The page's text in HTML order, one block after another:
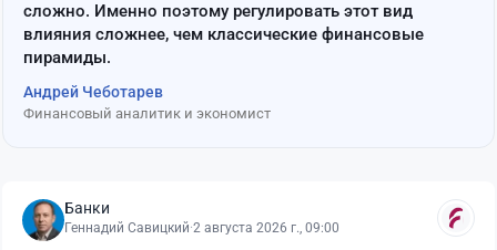
сложно. Именно поэтому регулировать этот вид
влияния сложнее, чем классические финансовые
пирамиды.
Андрей Чеботарев
Финансовый аналитик и экономист
Банки
Геннадий Савицкий·2 августа 2026 г., 09:00